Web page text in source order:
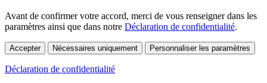
Avant de confirmer votre accord, merci de vous renseigner dans les
paramètres ainsi que dans notre Déclaration de confidentialité.
Accepter Nécessaires uniquement Personnaliser les paramètres
Déclaration de confidentialité